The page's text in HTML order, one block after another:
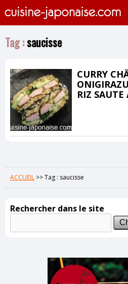
Tag :saucisse
CURRY
RIZ SAUTE
ACCUEIL >>Tag : saucisse
Rechercher dans le site